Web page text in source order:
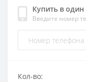
Купить в один
Введите номер
Кол-во: